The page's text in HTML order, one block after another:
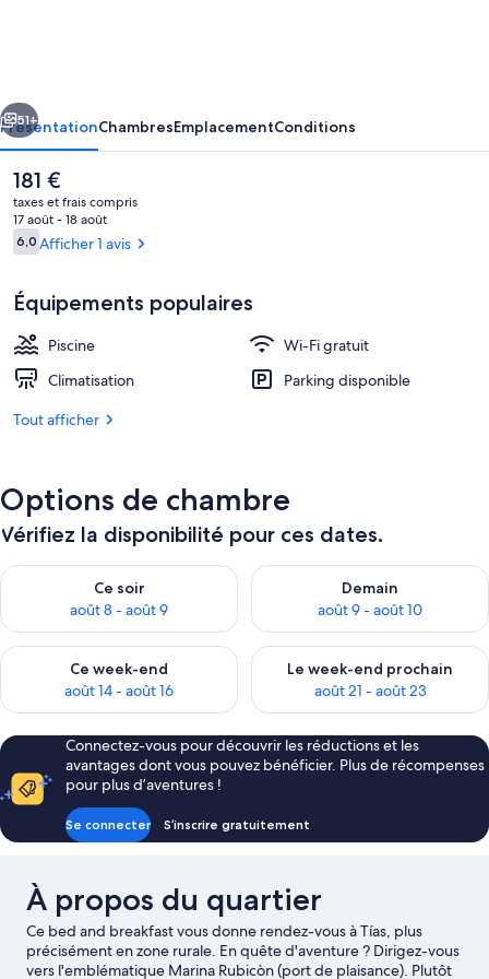
4
•
Breakfast
included
(+18)
Télévision
Suivant
51+
PrésentationChambresEmplacementConditions
Le
prix
actuel
est
de
181 €
taxes et frais compris
17 août - 18 août
Avis
voyageurs
6,06,0 sur 10
Afficher 1 avis
Équipements populaires
Piscine
Wi-Fi gratuit
Climatisation
Parking disponible
Tout afficher
Options de chambre
Vérifiez la disponibilité pour ces dates.
Ce soir
août 8 - août 9
Vérifier la disponibilité pour ce soir août 8 - août 9
Demain
août 9 - août 10
Vérifier la disponibilité pour
Ce week-end
août 14 - août 16
Vérifier la disponibilité pour ce week-end août 14 - août 16
Le week-end prochain
août 21 - août 23
Vérifier la disponibilité pour
Connectez-vous pour découvrir les réductions et les
avantages dont vous pouvez bénéficier. Plus de récompenses
pour plus d’aventures !
Se connecter S’inscrire gratuitement
À propos du quartier
Ce bed and breakfast vous donne rendez-vous à Tías, plus
précisément en zone rurale. En quête d'aventure ? Dirigez-vous
vers l'emblématique Marina Rubicòn (port de plaisance). Plutôt